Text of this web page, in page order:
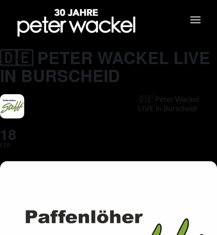
🇩🇪 PETER WACKEL LIVE
IN BURSCHEID
18
FEB
🇩🇪 Peter Wackel
LIVE in Burscheid